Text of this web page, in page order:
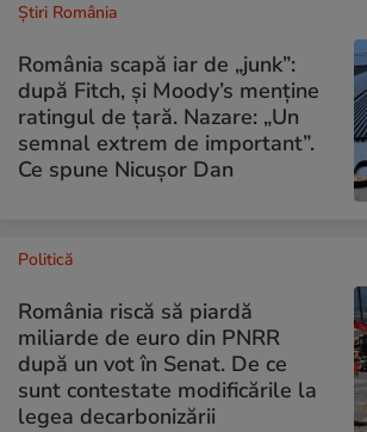
Știri România
România scapă iar de „junk”:
după Fitch, și Moody’s menține
ratingul de țară. Nazare: „Un
semnal extrem de important”.
Ce spune Nicușor Dan
Politică
România riscă să piardă
miliarde de euro din PNRR
după un vot în Senat. De ce
sunt contestate modificările la
legea decarbonizării